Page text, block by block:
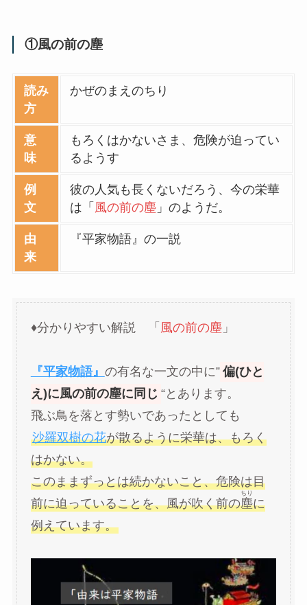
①風の前の塵
読み
方
かぜのまえのちり
意
味
もろくはかないさま、危険が迫ってい
るようす
例
文
彼の人気も長くないだろう、今の栄華
は「 風の前の塵 」のようだ。
由
来
『平家物語』の一説
♦分かりやすい解説 「 風の前の塵」
『平家物語』 の有名な一文の中に” 偏(ひと
え)に風の前の塵に同じ “とあります。
飛ぶ鳥を落とす勢いであったとしても
沙羅双樹の花が散るように栄華は、もろく
はかない。
このままずっとは続かないこと、危険は目
前に迫っていることを、風が吹く前の塵
ちり
に
例えています。